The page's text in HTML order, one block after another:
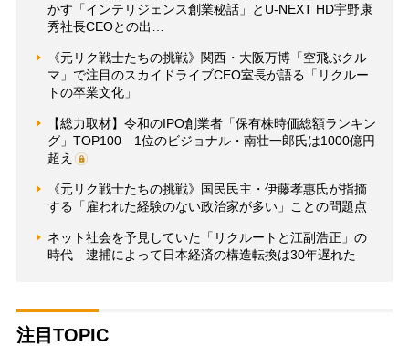
かす「インテリジェンス創業秘話」とU-NEXT HD宇野康
秀社長CEOとの出…
《元リク戦士たちの挑戦》関西・大阪万博「空飛ぶクル
マ」で注目のスカイドライブCEO室長が語る「リクルー
トの卒業文化」
【総力取材】令和のIPO創業者「保有株時価総額ランキン
グ」TOP100 1位のビジョナル・南壮一郎氏は1000億円
超え
《元リク戦士たちの挑戦》国民民主・伊藤孝惠氏が指摘
する「雇われた経験のない政治家が多い」ことの問題点
ネット社会を予見していた「リクルートと江副浩正」の
時代 逮捕によって日本経済の構造転換は30年遅れた
注目TOPIC